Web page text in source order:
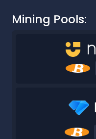
Mining Pools: